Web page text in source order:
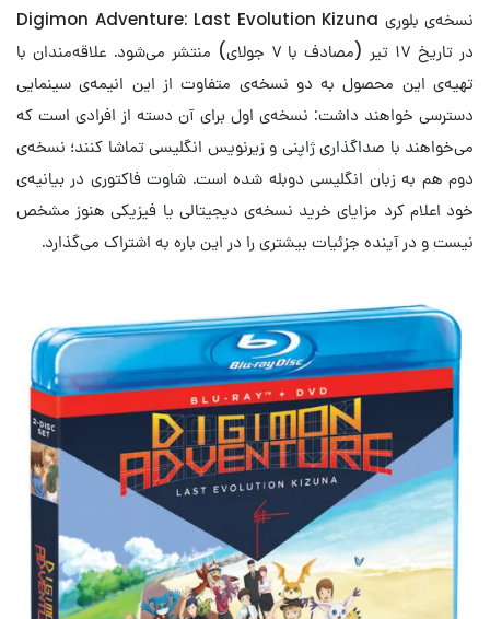
نسخه‌ی بلوری Digimon Adventure: Last Evolution Kizuna
در تاریخ ۱۷ تیر (مصادف با ۷ جولای) منتشر می‌شود. علاقه‌مندان با
تهیه‌ی این محصول به دو نسخه‌ی متفاوت از این انیمه‌ی سینمایی
دسترسی خواهند داشت: نسخه‌ی اول برای آن دسته از افرادی است که
می‌خواهند با صداگذاری ژاپنی و زیرنویس انگلیسی تماشا کنند؛ نسخه‌ی
دوم هم به زبان انگلیسی دوبله شده است. شاوت فاکتوری در بیانیه‌ی
خود اعلام کرد مزایای خرید نسخه‌ی دیجیتالی یا فیزیکی هنوز مشخص
نیست و در آینده جزئیات بیشتری را در این باره به اشتراک می‌گذارد.